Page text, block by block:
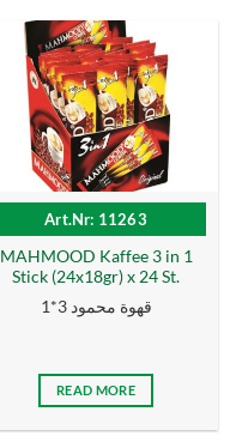
Art.Nr: 11263
MAHMOOD Kaffee 3 in 1
Stick (24x18gr) x 24 St.
قهوة محمود 3*1
READ MORE